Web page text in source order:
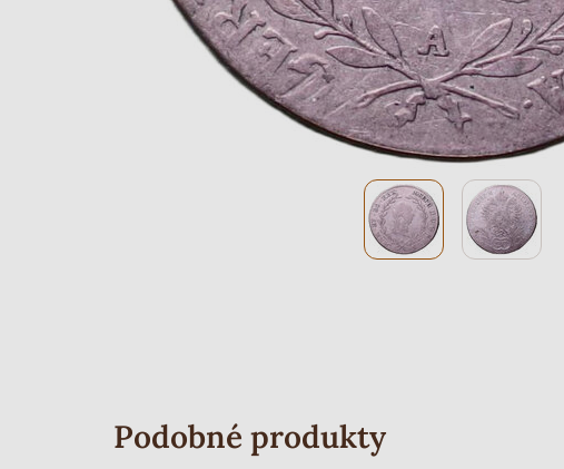
Podobné produkty